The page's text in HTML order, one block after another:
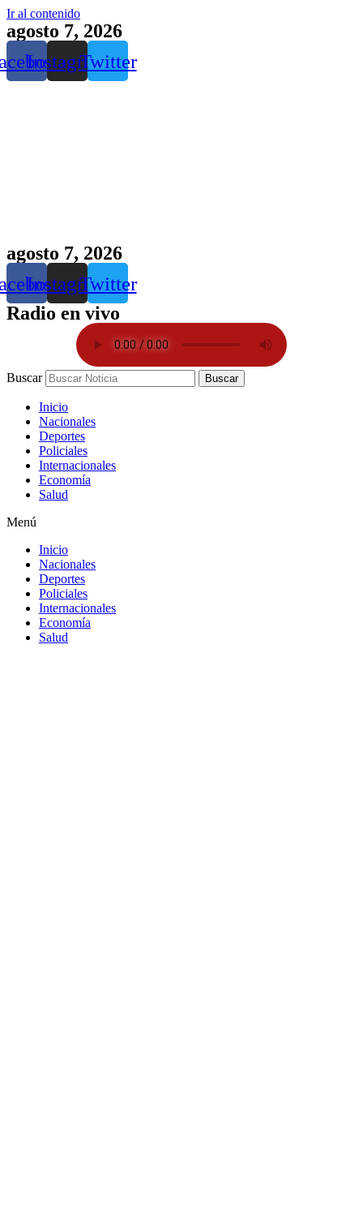
Ir al contenido
agosto 7, 2026
InstagramTwitter
agosto 7, 2026
InstagramTwitter
Radio en vivo
Buscar Buscar
Inicio
Nacionales
Deportes
Policiales
Internacionales
Economía
Salud
Menú
Inicio
Nacionales
Deportes
Policiales
Internacionales
Economía
Salud